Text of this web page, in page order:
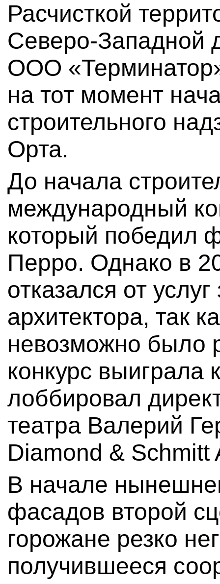
Расчисткой
Северо-Западной
ООО
на тот момент
строительного
Орта.
До начала
международный
который победил
Перро. Однако в
отказался от
архитектора, так
невозможно было
конкурс выиграла
лоббировал
театра Валерий
Diamond & Schmitt
В начале
фасадов второй
горожане резко
получившееся